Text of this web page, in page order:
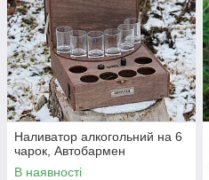
Наливатор алкогольний на 6
чарок, Автобармен
В наявності